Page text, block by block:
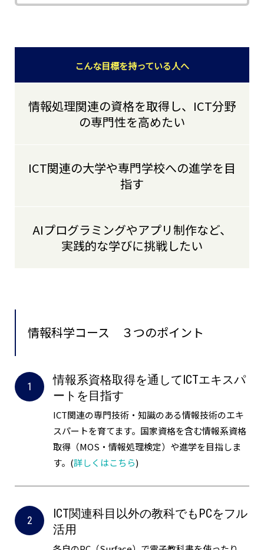
こんな目標を持っている人へ
情報処理関連の資格を取得し、ICT分野
の専門性を高めたい
ICT関連の大学や専門学校への進学を目
指す
AIプログラミングやアプリ制作など、
実践的な学びに挑戦したい
情報科学コース ３つのポイント
情報系資格取得を通してICTエキスパ
ートを目指す
ICT関連の専門技術・知識のある情報技術のエキ
スパートを育てます。国家資格を含む情報系資格
取得（MOS・情報処理検定）や進学を目指しま
す。(詳しくはこちら)
ICT関連科目以外の教科でもPCをフル
活用